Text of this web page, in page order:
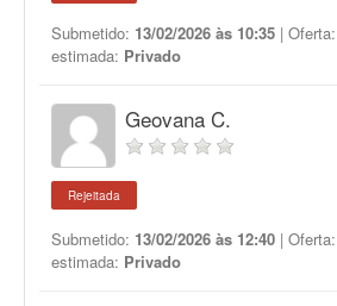
Submetido: 13/02/2026 às 10:35 | Oferta:
estimada: Privado
Geovana C.
Rejeitada
Submetido: 13/02/2026 às 12:40 | Oferta:
estimada: Privado